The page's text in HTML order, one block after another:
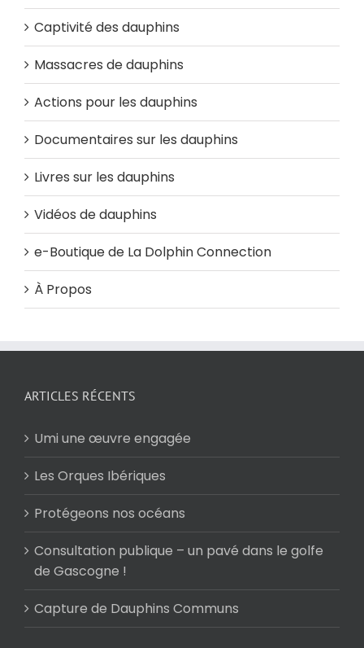
Captivité des dauphins
Massacres de dauphins
Actions pour les dauphins
Documentaires sur les dauphins
Livres sur les dauphins
Vidéos de dauphins
e-Boutique de La Dolphin Connection
À Propos
ARTICLES RÉCENTS
Umi une œuvre engagée
Les Orques Ibériques
Protégeons nos océans
Consultation publique – un pavé dans le golfe
de Gascogne !
Capture de Dauphins Communs